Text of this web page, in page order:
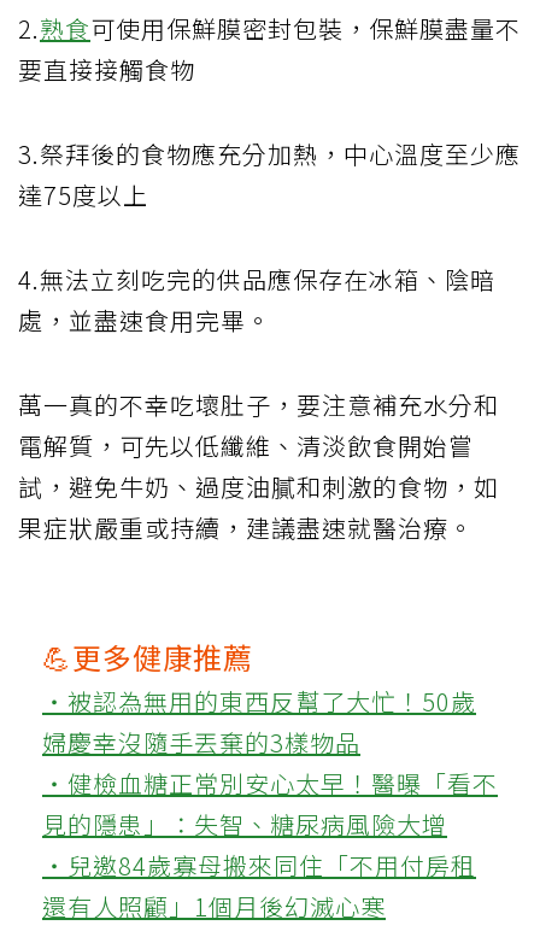
2.熟食可使用保鮮膜密封包裝，保鮮膜盡量不
要直接接觸食物
3.祭拜後的食物應充分加熱，中心溫度至少應
達75度以上
4.無法立刻吃完的供品應保存在冰箱、陰暗
處，並盡速食用完畢。
萬一真的不幸吃壞肚子，要注意補充水分和
電解質，可先以低纖維、清淡飲食開始嘗
試，避免牛奶、過度油膩和刺激的食物，如
果症狀嚴重或持續，建議盡速就醫治療。
💪更多健康推薦
‧被認為無用的東西反幫了大忙！50歲
婦慶幸沒隨手丟棄的3樣物品
‧健檢血糖正常別安心太早！醫曝「看不
見的隱患」：失智、糖尿病風險大增
‧兒邀84歲寡母搬來同住「不用付房租
還有人照顧」1個月後幻滅心寒